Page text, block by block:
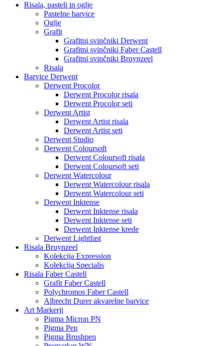
Risala, pasteli in oglje
Pastelne barvice
Oglje
Grafit
Grafitni svinčniki Derwent
Grafitni svinčniki Faber Castell
Grafitni svinčniki Bruynzeel
Risala
Barvice Derwent
Derwent Procolor
Derwent Procolor risala
Derwent Procolor seti
Derwent Artist
Derwent Artist risala
Derwent Artist seti
Derwent Studio
Derwent Coloursoft
Derwent Coloursoft risala
Derwent Coloursoft seti
Derwent Watercolour
Derwent Watercolour risala
Derwent Watercolour seti
Derwent Inktense
Derwent Inktense risala
Derwent Inktense seti
Derwent Inktense krede
Derwent Lightfast
Risala Bruynzeel
Kolekcija Expression
Kolekcija Specialis
Risala Faber Castell
Grafit Faber Castell
Polychromos Faber Castell
Albrecht Durer akvarelne barvice
Art Markerji
Pigma Micron PN
Pigma Pen
Pigma Brushpen